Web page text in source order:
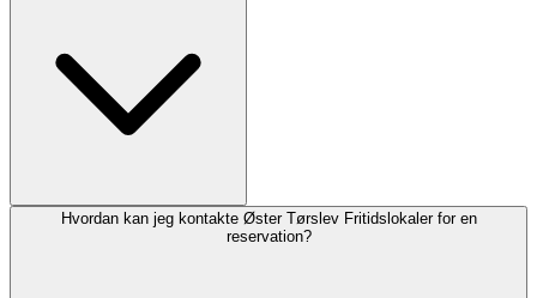
Hvordan kan jeg kontakte Øster Tørslev Fritidslokaler for en
reservation?